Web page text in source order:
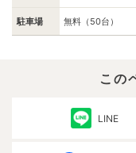
駐車場 無料（50台）
この
LINE